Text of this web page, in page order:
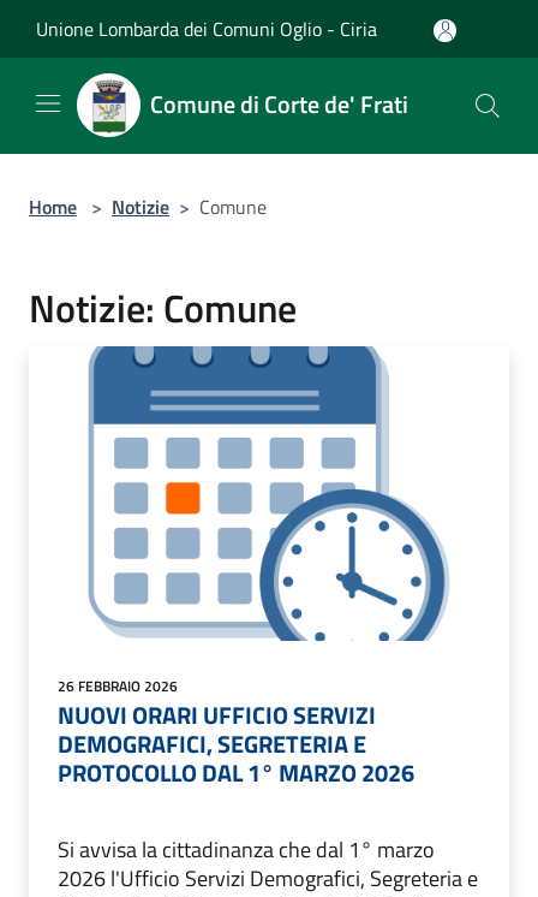
Unione Lombarda dei Comuni Oglio - Ciria
Comune di Corte de' Frati
Home > Notizie > Comune
Notizie: Comune
26 FEBBRAIO 2026
NUOVI ORARI UFFICIO SERVIZI
DEMOGRAFICI, SEGRETERIA E
PROTOCOLLO DAL 1° MARZO 2026
Si avvisa la cittadinanza che dal 1° marzo
2026 l'Ufficio Servizi Demografici, Segreteria e